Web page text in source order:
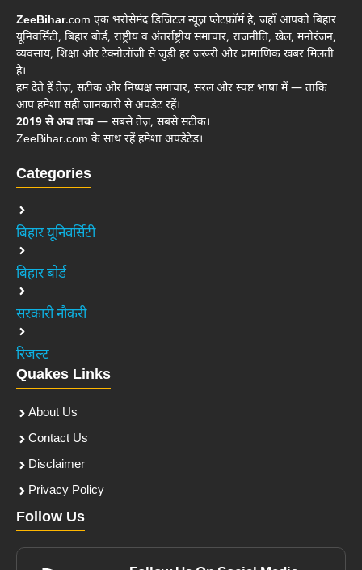
ZeeBihar.com एक भरोसेमंद डिजिटल न्यूज़ प्लेटफ़ॉर्म है, जहाँ आपको बिहार
यूनिवर्सिटी, बिहार बोर्ड, राष्ट्रीय व अंतर्राष्ट्रीय समाचार, राजनीति, खेल, मनोरंजन,
व्यवसाय, शिक्षा और टेक्नोलॉजी से जुड़ी हर जरूरी और प्रामाणिक खबर मिलती
है।
हम देते हैं तेज़, सटीक और निष्पक्ष समाचार, सरल और स्पष्ट भाषा में — ताकि
आप हमेशा सही जानकारी से अपडेट रहें।
2019 से अब तक — सबसे तेज़, सबसे सटीक।
ZeeBihar.com के साथ रहें हमेशा अपडेटेड।
Categories
बिहार यूनिवर्सिटी
बिहार बोर्ड
सरकारी नौकरी
रिजल्ट
Quakes Links
About Us
Contact Us
Disclaimer
Privacy Policy
Follow Us